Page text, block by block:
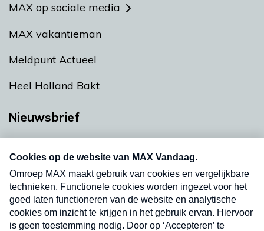
MAX op sociale media
MAX vakantieman
Meldpunt Actueel
Heel Holland Bakt
Nieuwsbrief
nieuwsbrief. Elke vrijdag- en dinsdagochtend in
uw mailbox.
Verzend